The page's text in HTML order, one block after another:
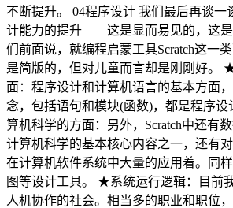
不断提升。 04程序设计 我们最后再谈一
计能力的提升——这是显而易见的，这
们前面说，就编程启蒙工具Scratch这一
是简版的，但对儿童而言却是刚刚好。
面：程序设计和计算机语言的基本方面
念，包括语句和模块(函数)，都是程序
算机科学的方面：另外，Scratch中还有
计算机科学的基本核心内容之一，还有
在计算机软件系统中大量的应用着。同
图等设计工具。 ★系统运行逻辑：目前
人机协作的社会。相当多的职业和职位